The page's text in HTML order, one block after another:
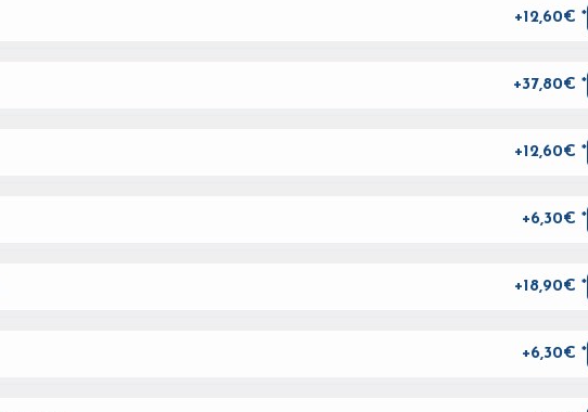
+12,60€ *
+37,80€ *
+12,60€ *
+6,30€ *
+18,90€ *
+6,30€ *